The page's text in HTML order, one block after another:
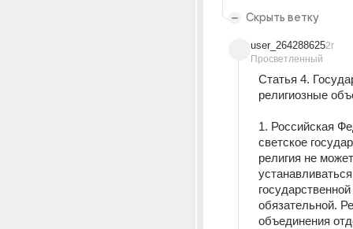
Скрыть ветку
user_264288625
Просветленный
2г
Статья 4.
религиозные
1. Российская
светское
религия не может
обязательной.
объединения